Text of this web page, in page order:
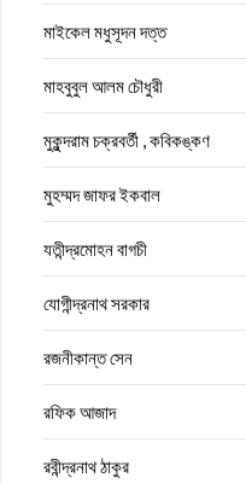
মাইকেল মধুসূদন দত্ত
মাহবুবুল আলম চৌধুরী
মুকুন্দরাম চক্রবর্তী , কবিকঙ্কণ
মুহম্মদ জাফর ইকবাল
যতীন্দ্রমোহন বাগচী
যোগীন্দ্রনাথ সরকার
রজনীকান্ত সেন
রফিক আজাদ
রবীন্দ্রনাথ ঠাকুর